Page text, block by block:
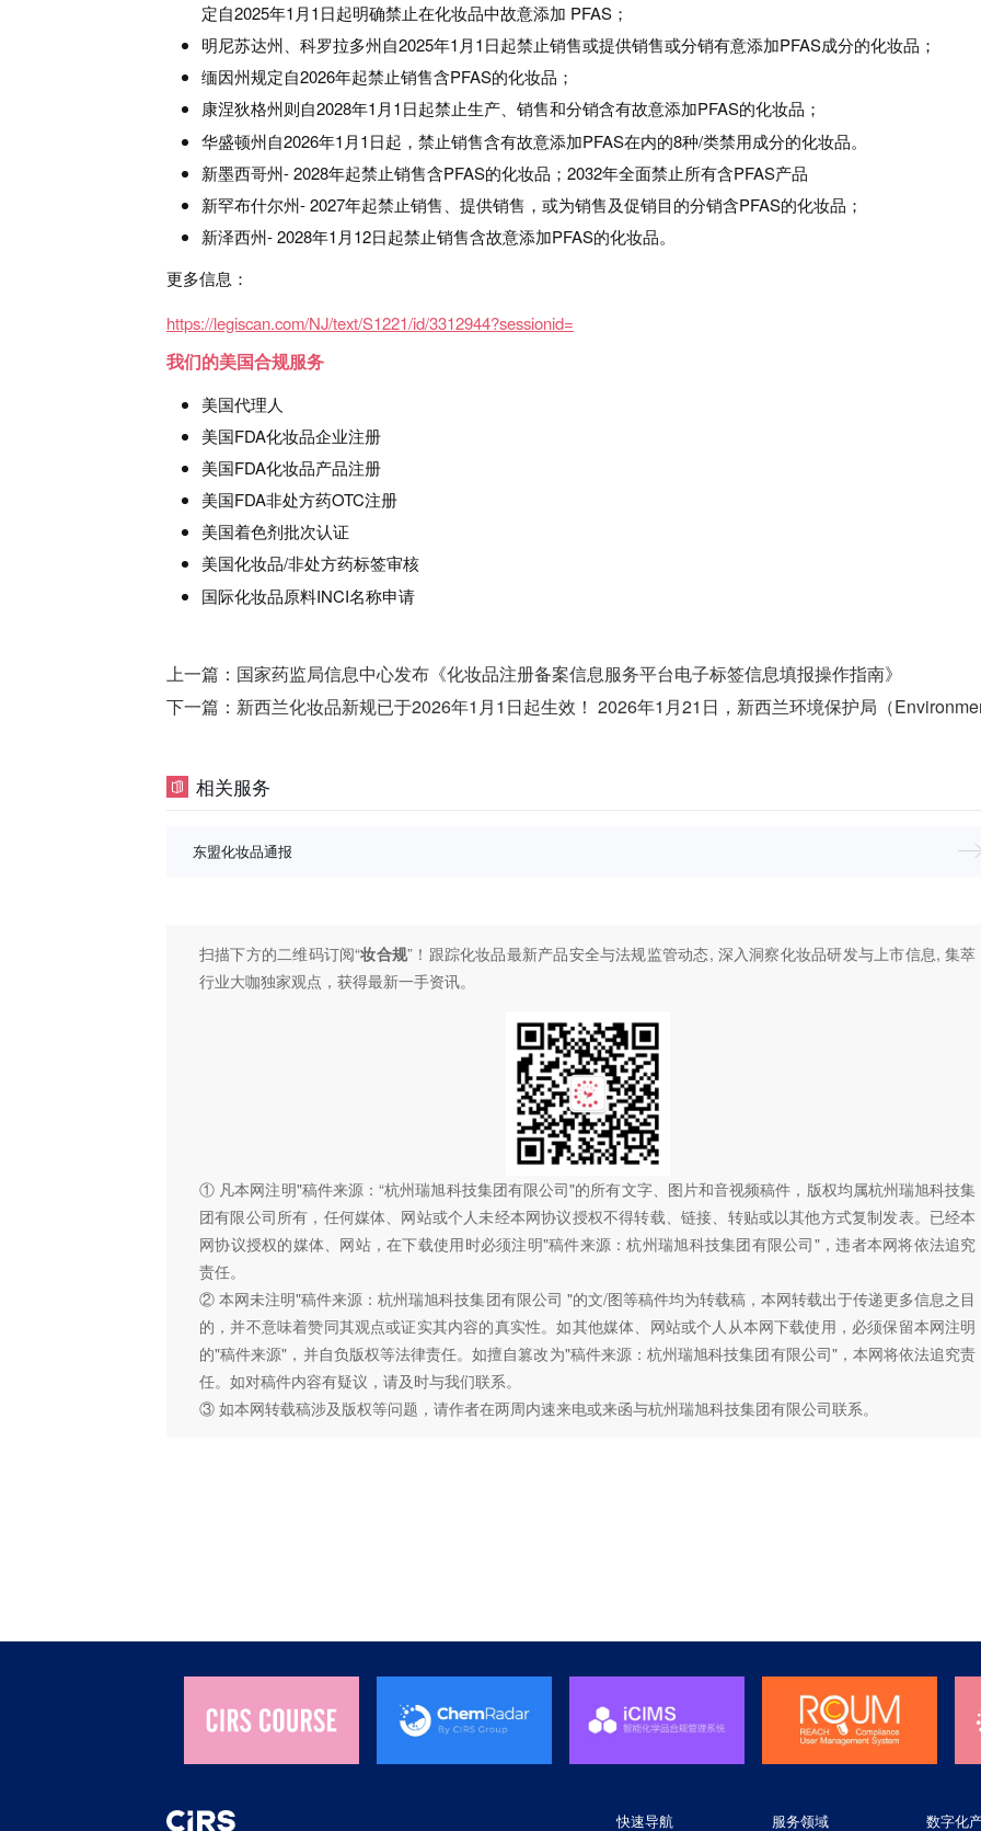
定自2025年1月1日起明确禁止在化妆品中故意添加 PFAS；
明尼苏达州、科罗拉多州自2025年1月1日起禁止销售或提供销售或分销有意添加PFAS成分的化妆品；
缅因州规定自2026年起禁止销售含PFAS的化妆品；
康涅狄格州则自2028年1月1日起禁止生产、销售和分销含有故意添加PFAS的化妆品；
华盛顿州自2026年1月1日起，禁止销售含有故意添加PFAS在内的8种/类禁用成分的化妆品。
新墨西哥州- 2028年起禁止销售含PFAS的化妆品；2032年全面禁止所有含PFAS产品
新罕布什尔州- 2027年起禁止销售、提供销售，或为销售及促销目的分销含PFAS的化妆品；
新泽西州- 2028年1月12日起禁止销售含故意添加PFAS的化妆品。
更多信息：
https://legiscan.com/NJ/text/S1221/id/3312944?sessionid=
我们的美国合规服务
美国代理人
美国FDA化妆品企业注册
美国FDA化妆品产品注册
美国FDA非处方药OTC注册
美国着色剂批次认证
美国化妆品/非处方药标签审核
国际化妆品原料INCI名称申请
上一篇： 国家药监局信息中心发布《化妆品注册备案信息服务平台电子标签信息填报操作指南》
下一篇： 新西兰化妆品新规已于2026年1月1日起生效！ 2026年1月21日，新西兰环境保护局（
相关服务
东盟化妆品通报
扫描下方的二维码订阅“妆合规”！跟踪化妆品最新产品安全与法规监管动态, 深入洞察化妆品研发与上市信息, 集萃
行业大咖独家观点，获得最新一手资讯。
① 凡本网注明"稿件来源：“杭州瑞旭科技集团有限公司"的所有文字、图片和音视频稿件，版权均属杭州瑞旭科技集
团有限公司所有，任何媒体、网站或个人未经本网协议授权不得转载、链接、转贴或以其他方式复制发表。已经本
网协议授权的媒体、网站，在下载使用时必须注明"稿件来源：杭州瑞旭科技集团有限公司"，违者本网将依法追究
责任。
② 本网未注明"稿件来源：杭州瑞旭科技集团有限公司 "的文/图等稿件均为转载稿，本网转载出于传递更多信息之目
的，并不意味着赞同其观点或证实其内容的真实性。如其他媒体、网站或个人从本网下载使用，必须保留本网注明
的"稿件来源"，并自负版权等法律责任。如擅自篡改为"稿件来源：杭州瑞旭科技集团有限公司"，本网将依法追究责
任。如对稿件内容有疑议，请及时与我们联系。
③ 如本网转载稿涉及版权等问题，请作者在两周内速来电或来函与杭州瑞旭科技集团有限公司联系。
快速导航 服务领域 数字化